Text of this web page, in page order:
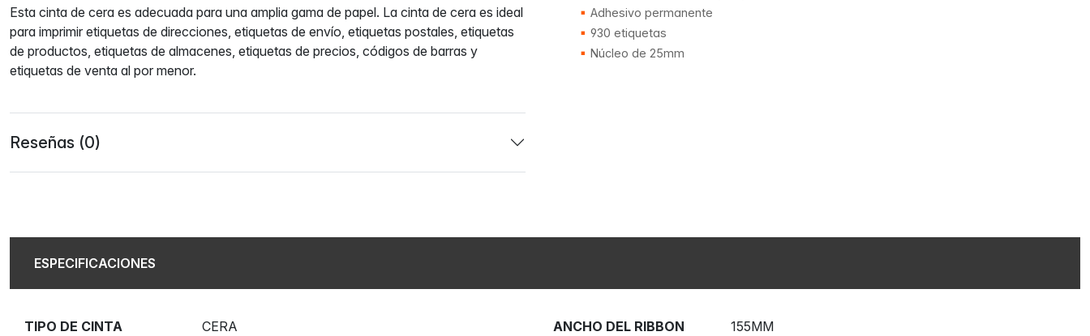
Adhesivo permanente
930 etiquetas
Núcleo de 25mm
Esta cinta de cera es adecuada para una amplia gama de papel. La cinta de cera es ideal
para imprimir etiquetas de direcciones, etiquetas de envío, etiquetas postales, etiquetas
de productos, etiquetas de almacenes, etiquetas de precios, códigos de barras y
etiquetas de venta al por menor.
Reseñas (0)
ESPECIFICACIONES
TIPO DE CINTA CERA ANCHO DEL RIBBON 155MM